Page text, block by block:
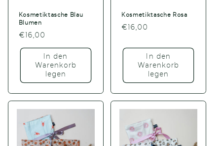
Kosmetiktasche Blau
Blumen
Normaler
Preis
€16,00
In den
Warenkorb
legen
Kosmetiktasche Rosa
Normaler
€16,00
In den
Warenkorb
legen